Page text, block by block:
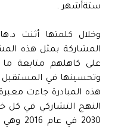
ستةأشهر .
وخلال كلمتها أثنت
المشاركة بمثل هذه
على كاهلهم متابعة ما
هذه المبادرة جاءت
النهج التشاركي في كل
2030